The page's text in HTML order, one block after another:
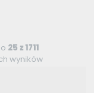
25 z 1711
wyników